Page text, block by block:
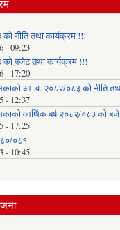
नीति तथा कार्यक्रम !!!
- 09:23
बजेट तथा कार्यक्रम !!!
- 17:20
आ .व. २०८२/०८३ को नीति
- 12:37
आर्थिक बर्ष २०८२/०८३ को
- 17:25
०८१
- 10:45